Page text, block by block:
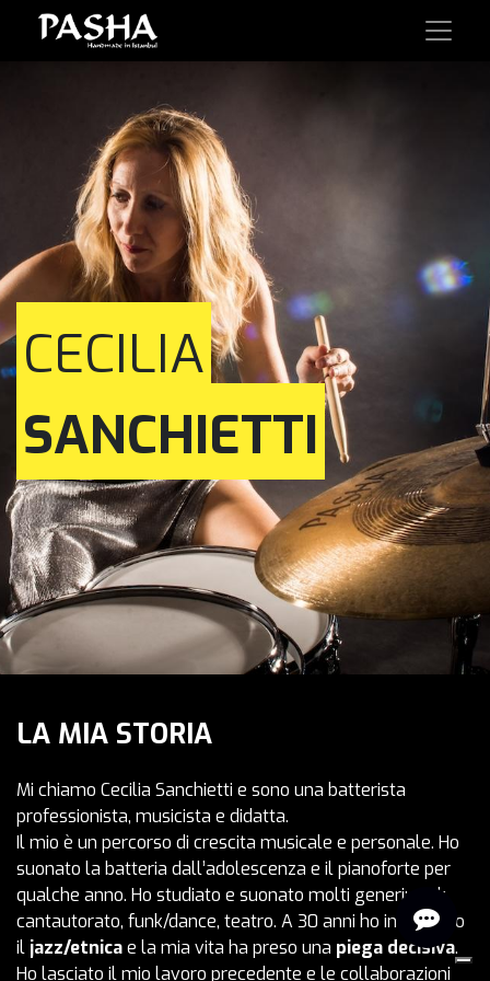
CECILIA
SANCHIETTI
LA MIA STORIA
Mi chiamo Cecilia Sanchietti e sono una batterista
professionista, musicista e didatta.
Il mio è un percorso di crescita musicale e personale. Ho
suonato la batteria dall’adolescenza e il pianoforte per
qualche anno. Ho studiato e suonato molti generi: rock,
cantautorato, funk/dance, teatro. A 30 anni ho incontrato
il jazz/etnicae la mia vita ha preso una piega decisiva.
Ho lasciato il mio lavoro precedente e le collaborazioni